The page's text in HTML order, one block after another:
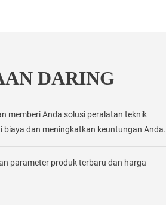
DARING
memberi Anda solusi peralatan teknik
biaya dan meningkatkan keuntungan Anda.
parameter produk terbaru dan harga